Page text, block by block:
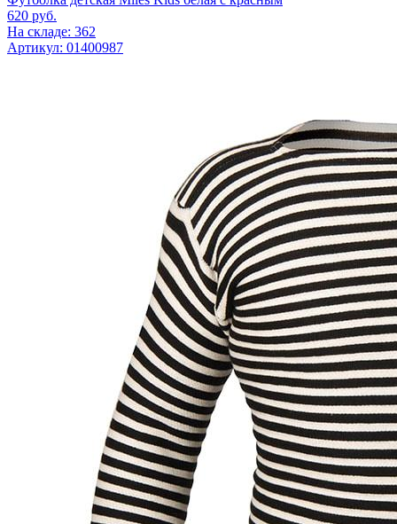
620 руб.
На складе: 362
Артикул: 01400987